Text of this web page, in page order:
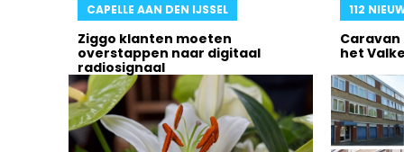
CAPELLE AAN DEN IJSSEL
Ziggo klanten moeten
overstappen naar digitaal
radiosignaal
112
het